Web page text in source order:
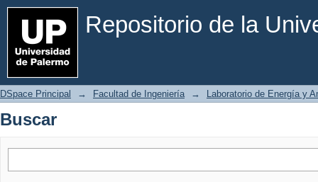
Repositorio de la
Buscar
DSpace Principal → Facultad de Ingeniería → Laboratorio de Energía y
Buscar